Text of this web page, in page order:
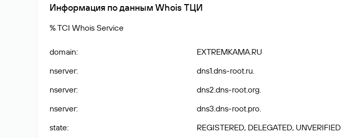
Информация по данным Whois ТЦИ
% TCI Whois Service
domain:
EXTREMKAMA.RU
nserver:
dns1.dns-root.ru.
nserver:
dns2.dns-root.org.
nserver:
dns3.dns-root.pro.
state:
REGISTERED, DELEGATED, UNVERIFIED